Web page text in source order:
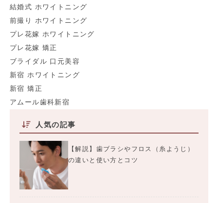
結婚式 ホワイトニング
前撮り ホワイトニング
プレ花嫁 ホワイトニング
プレ花嫁 矯正
ブライダル 口元美容
新宿 ホワイトニング
新宿 矯正
アムール歯科新宿
人気の記事
【解説】歯ブラシやフロス（糸ようじ）
の違いと使い方とコツ